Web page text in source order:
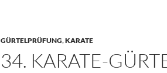
GÜRTELPRÜFUNG,KARATE
34. KARATE-